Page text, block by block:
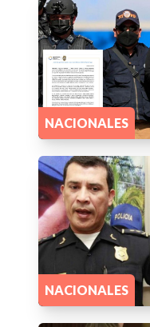
NACIONALES
NACIONALES